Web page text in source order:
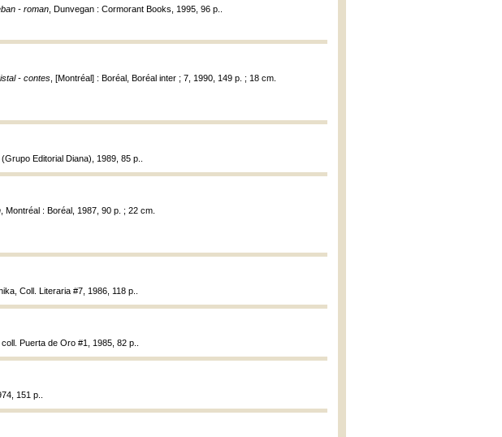
- roman , Dunvegan : Cormorant Books, 1995, 96 p..
- contes , [Montréal] : Boréal, Boréal inter ; 7, 1990, 149 p. ; 18 cm.
Editorial Diana), 1989, 85 p..
, Montréal : Boréal, 1987, 90 p. ; 22 cm.
Coll. Literaria #7, 1986, 118 p..
Puerta de Oro #1, 1985, 82 p..
151 p..